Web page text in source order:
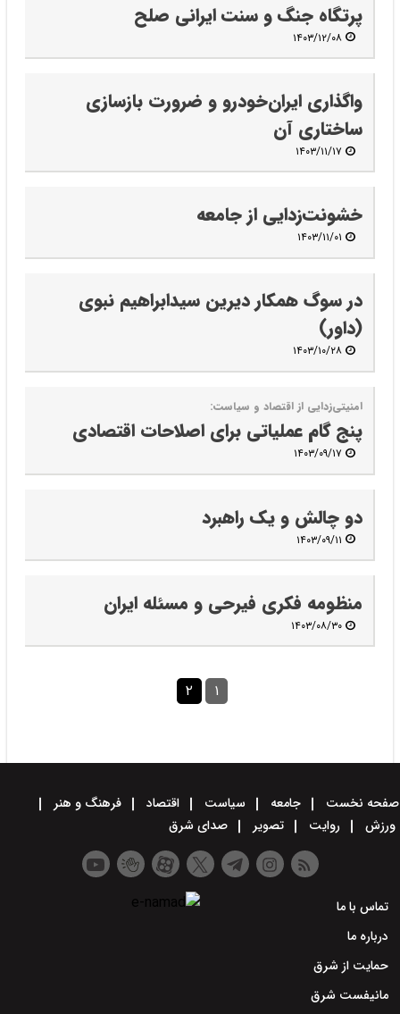
پرتگاه جنگ و سنت ایرانی صلح
۱۴۰۳/۱۲/۰۸
واگذاری ایران‌خودرو‌ و ضرورت بازسازی
ساختاری آن
۱۴۰۳/۱۱/۱۷
خشونت‌زدایی از جامعه
۱۴۰۳/۱۱/۰۱
در سوگ همکار دیرین سید‌ابراهیم نبوی
(داور)
۱۴۰۳/۱۰/۲۸
امنیتی‌زدایی از اقتصاد و سیاست:
پنج گام عملیاتی برای اصلاحات اقتصادی
۱۴۰۳/۰۹/۱۷
دو چالش و یک راهبرد
۱۴۰۳/۰۹/۱۱
منظومه فکری فیرحی و مسئله ایران
۱۴۰۳/۰۸/۳۰
۱ ۲
صفحه نخست جامعه سیاست اقتصاد
فرهنگ و هنر
ورزش
روایت تصویر صدای شرق
تماس با ما
درباره ما
حمایت از شرق
مانیفست شرق